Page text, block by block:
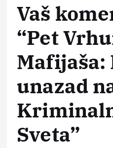
Vaš
“Pet
Mafijaša:
unazad
Sveta”